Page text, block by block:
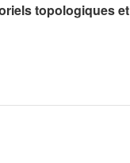
topologiques et